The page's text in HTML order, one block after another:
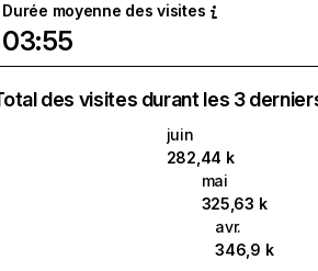
Durée moyenne des visites
03:55
des visites durant les 3
juin
282,44 k
mai
325,63 k
avr.
346,9 k